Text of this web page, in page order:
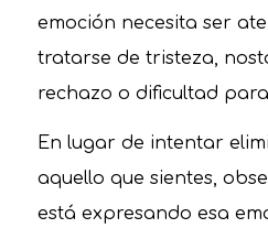
emoción necesita ser
tratarse de tristeza,
rechazo o dificultad
En lugar de intentar
aquello que sientes,
está expresando esa